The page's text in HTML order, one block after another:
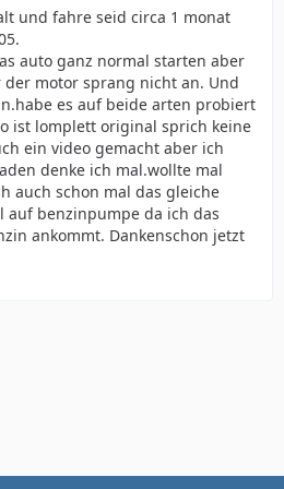
und fahre seid circa 1 monat
auto ganz normal starten aber
motor sprang nicht an. Und
es auf beide arten probiert
ist lomplett original sprich keine
ein video gemacht aber ich
denke ich mal.wollte mal
auch schon mal das gleiche
auf benzinpumpe da ich das
ankommt. Dankenschon jetzt